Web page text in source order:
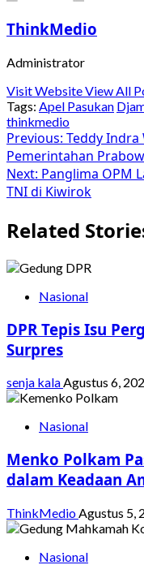
ThinkMedio
Administrator
Visit WebsiteView All
Tags: Apel Pasukan
thinkmedio
Post
navigation
Previous: Teddy Indra
Pemerintahan
Next: Panglima OPM
TNI di Kiwirok
Related
Nasional
DPR Tepis Isu
Surpres
senja kalaAgustus 6,
Nasional
Menko Polkam
dalam Keadaan
ThinkMedio Agustus 5,
Nasional